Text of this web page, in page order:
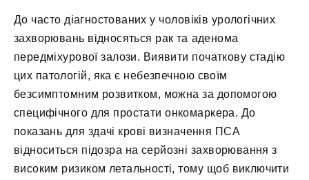
До часто діагностованих у чоловіків урологічних
захворювань відносяться рак та аденома
передміхурової залози. Виявити початкову стадію
цих патологій, яка є небезпечною своїм
безсимптомним розвитком, можна за допомогою
специфічного для простати онкомаркера. До
показань для здачі крові визначення ПСА
відноситься підозра на серйозні захворювання з
високим ризиком летальності, тому щоб виключити